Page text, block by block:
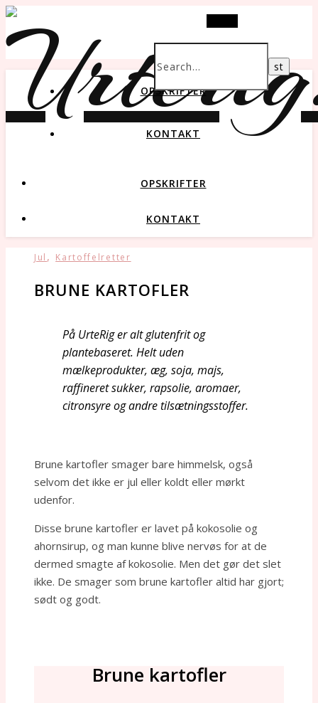
OPSKRIFTER
KONTAKT
OPSKRIFTER
KONTAKT
Jul , Kartoffelretter
BRUNE KARTOFLER
På UrteRig er alt glutenfrit og
plantebaseret. Helt uden
mælkeprodukter, æg, soja, majs,
raffineret sukker, rapsolie, aromaer,
citronsyre og andre tilsætningsstoffer.
Brune kartofler smager bare himmelsk, også
selvom det ikke er jul eller koldt eller mørkt
udenfor.
Disse brune kartofler er lavet på kokosolie og
ahornsirup, og man kunne blive nervøs for at de
dermed smagte af kokosolie. Men det gør det slet
ikke. De smager som brune kartofler altid har gjort;
sødt og godt.
Brune kartofler